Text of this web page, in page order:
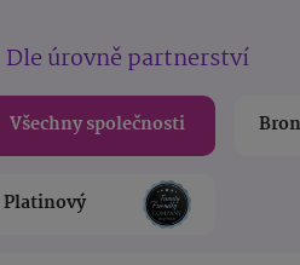
Dle úrovně partnerství
Všechny společnosti
Platinový